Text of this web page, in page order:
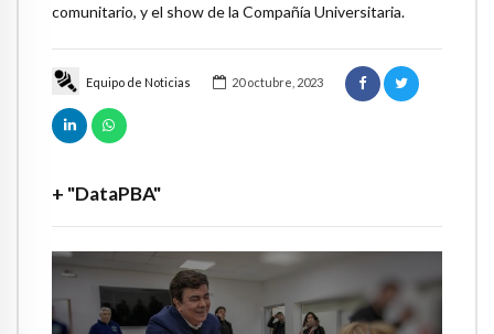
Equipo de Noticias 20 octubre, 2023
+ "DataPBA"
comunitario, y el show de la Compañía Universitaria.